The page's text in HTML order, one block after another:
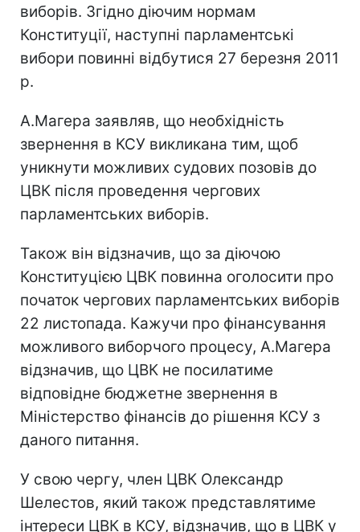
виборів. Згідно діючим нормам
Конституції, наступні парламентські
вибори повинні відбутися 27 березня 2011
р.
А.Магера заявляв, що необхідність
звернення в КСУ викликана тим, щоб
уникнути можливих судових позовів до
ЦВК після проведення чергових
парламентських виборів.
Також він відзначив, що за діючою
Конституцією ЦВК повинна оголосити про
початок чергових парламентських виборів
22 листопада. Кажучи про фінансування
можливого виборчого процесу, А.Магера
відзначив, що ЦВК не посилатиме
відповідне бюджетне звернення в
Міністерство фінансів до рішення КСУ з
даного питання.
У свою чергу, член ЦВК Олександр
Шелестов, який також представлятиме
інтереси ЦВК в КСУ, відзначив, що в ЦВК у